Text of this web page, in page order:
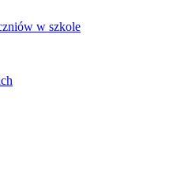
w szkole